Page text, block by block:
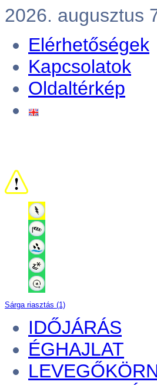
2026. augusztus
Elérhetőségek
Kapcsolatok
Oldaltérkép
Sárga riasztás (1)
IDŐJÁRÁS
ÉGHAJLAT